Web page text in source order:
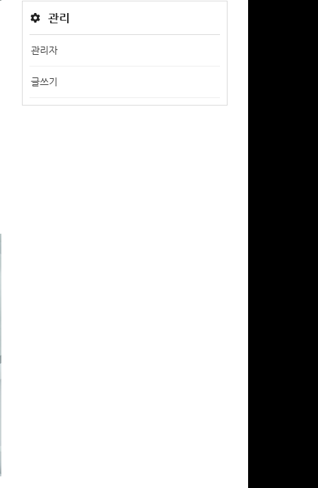
관리
관리자
글쓰기